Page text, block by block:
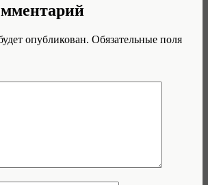
опубликован. Обязательные поля